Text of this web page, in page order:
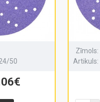
50
Zīmols:
Artikuls: